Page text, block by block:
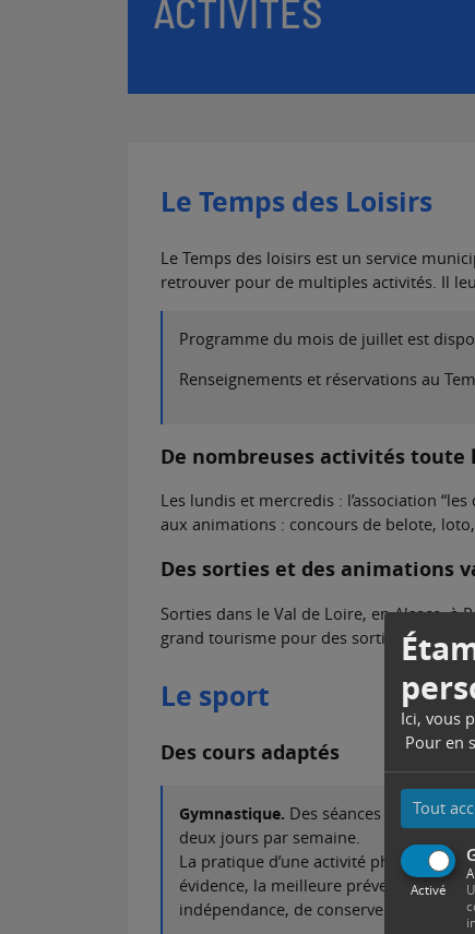
Ici, vous
Pour en
Tout
Activé
ACTIVITÉS
Le Temps des Loisirs
Le Temps des loisirs est un service
retrouver pour de multiples activités. Il
Programme du mois de juillet est
Renseignements et réservations au
De nombreuses activités toute
Les lundis et mercredis : l’association
aux animations : concours de belote,
Des sorties et des animations
Sorties dans le Val de Loire, en Alsace, à
grand tourisme pour des sorties en
Le sport
Des cours adaptés
Gymnastique. Des séances de
deux jours par semaine.
La pratique d’une activité physique
évidence, la meilleure prévention
indépendance, de conserver une